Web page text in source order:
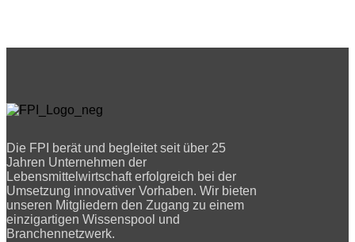
Die FPI berät und begleitet seit über 25
Jahren Unternehmen der
Lebensmittelwirtschaft erfolgreich bei der
Umsetzung innovativer Vorhaben. Wir bieten
unseren Mitgliedern den Zugang zu einem
einzigartigen Wissenspool und
Branchennetzwerk.